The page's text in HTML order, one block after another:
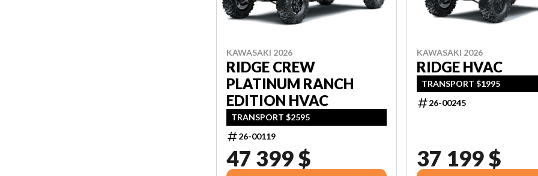
KAWASAKI 2026
RIDGE CREW
PLATINUM RANCH
EDITION HVAC
TRANSPORT $2595
26-00119
47 399 $
KAWASAKI 2026
RIDGE HVAC
TRANSPORT $1995
26-00245
37 199 $